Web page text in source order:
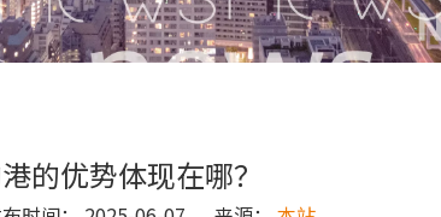
的优势体现在哪？